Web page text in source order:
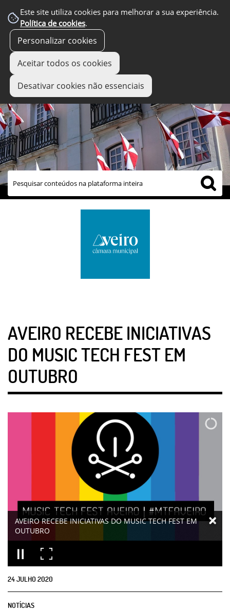
Este site utiliza cookies para melhorar a sua experiência.
Política de cookies.
Personalizar cookies
Aceitar todos os cookies
Desativar cookies não essenciais
links úteis
AVEIRO RECEBE INICIATIVAS
DO MUSIC TECH FEST EM
OUTUBRO
AVEIRO RECEBE INICIATIVAS DO MUSIC TECH FEST EM
OUTUBRO
24JULHO2020
NOTÍCIAS